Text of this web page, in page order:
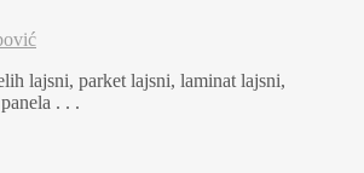
lajsni, parket lajsni, laminat lajsni,
. . .